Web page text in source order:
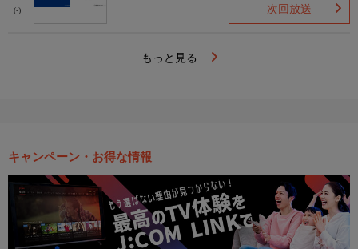
(-) 次回放送
もっと見る
キャンペーン・お得な情報